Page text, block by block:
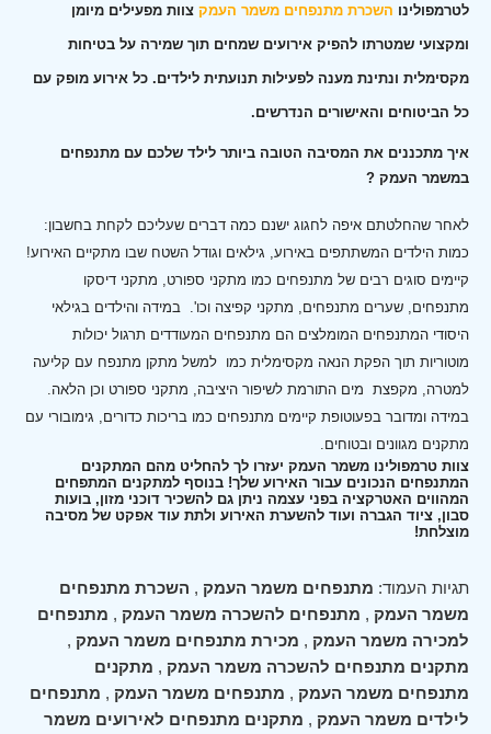
לטרמפולינו השכרת מתנפחים משמר העמק צוות מפעילים מיומן
ומקצועי שמטרתו להפיק אירועים שמחים תוך שמירה על בטיחות
מקסימלית ונתינת מענה לפעילות תנועתית לילדים. כל אירוע מופק עם
כל הביטוחים והאישורים הנדרשים.
איך מתכננים את המסיבה הטובה ביותר לילד שלכם עם מתנפחים
במשמר העמק ?
לאחר שהחלטתם איפה לחגוג ישנם כמה דברים שעליכם לקחת בחשבון:
כמות הילדים המשתתפים באירוע, גילאים וגודל השטח שבו מתקיים האירוע!
קיימים סוגים רבים של מתנפחים כמו מתקני ספורט, מתקני דיסקו
מתנפחים, שערים מתנפחים, מתקני קפיצה וכו'. במידה והילדים בגילאי
היסודי המתנפחים המומלצים הם מתנפחים המעודדים תרגול יכולות
מוטוריות תוך הפקת הנאה מקסימלית כמו למשל מתקן מתנפח עם קליעה
למטרה, מקפצת מים התורמת לשיפור היציבה, מתקני ספורט וכן הלאה.
במידה ומדובר בפעוטופת קיימים מתנפחים כמו בריכות כדורים, גימובורי עם
מתקנים מגוונים ובטוחים.
צוות טרמפולינו משמר העמק יעזרו לך להחליט מהם המתקנים
המתנפחים הנכונים עבור האירוע שלך! בנוסף למתקנים המתפחים
המהווים האטרקציה בפני עצמה ניתן גם להשכיר דוכני מזון, בועות
סבון, ציוד הגברה ועוד להשערת האירוע ולתת עוד אפקט של מסיבה
מוצלחת!
תגיות העמוד: מתנפחים משמר העמק , השכרת מתנפחים
משמר העמק , מתנפחים להשכרה משמר העמק , מתנפחים
למכירה משמר העמק , מכירת מתנפחים משמר העמק ,
מתקנים מתנפחים להשכרה משמר העמק , מתקנים
מתנפחים משמר העמק , מתנפחים משמר העמק , מתנפחים
לילדים משמר העמק , מתקנים מתנפחים לאירועים משמר